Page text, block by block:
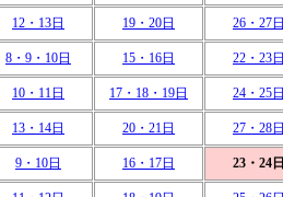
12・13日 19・20日 26・27日
8・9・10日 15・16日 22・23日
10・11日 17・18・19日 24・25日
13・14日 20・21日 27・28日
9・10日 16・17日 23・24日